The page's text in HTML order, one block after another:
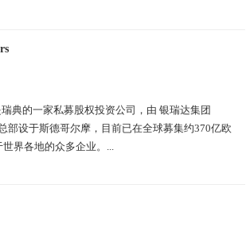
瑞典的一家私募股权投资公司，由 银瑞达集团
部设于斯德哥尔摩，目前已在全球募集约370亿欧
界各地的众多企业。...